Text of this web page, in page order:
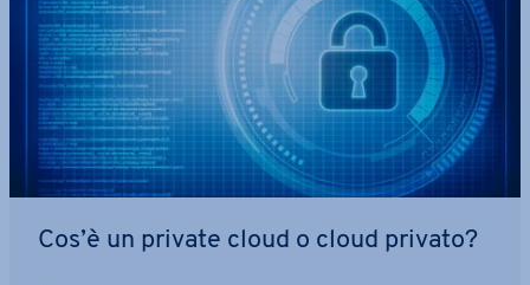
Cos’è un private cloud o cloud privato?